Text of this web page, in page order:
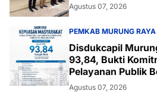
Agustus 07, 2026
PEMKAB MURUNG RAYA
Disdukcapil
93,84, Bukti
Pelayanan Publik
Agustus 07, 2026